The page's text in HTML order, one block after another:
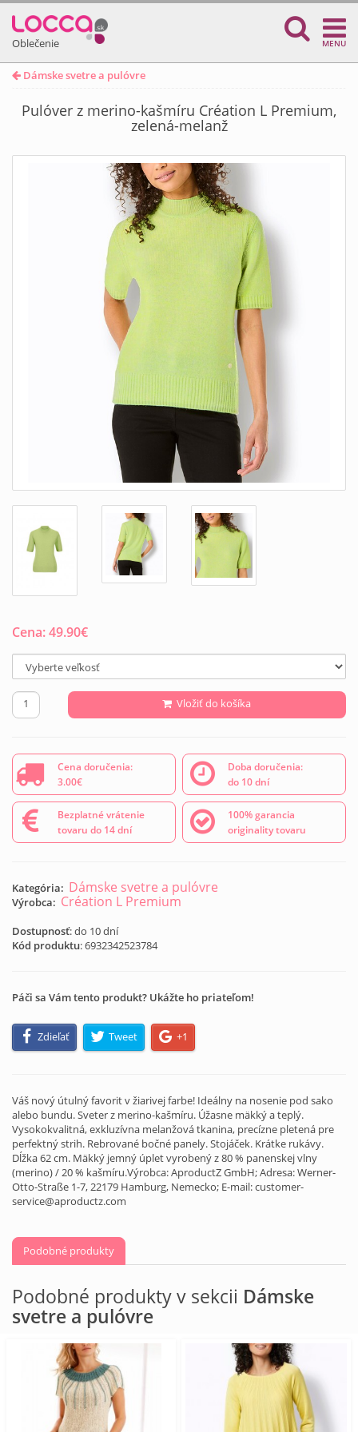
Oblečenie MENU
Dámske svetre a pulóvre
Pulóver z merino-kašmíru Création L Premium,
zelená-melanž
Cena:49.90€
Vložiť do košíka
Cena doručenia:
3.00€
Doba doručenia:
do 10 dní
Bezplatné vrátenie
tovaru do 14 dní
100% garancia
originality tovaru
Kategória: Dámske svetre a pulóvre
Výrobca: Création L Premium
Dostupnosť: do 10 dní
Kód produktu:6932342523784
Páči sa Vám tento produkt? Ukážte ho priateľom!
Zdieľať Tweet +1
Váš nový útulný favorit v žiarivej farbe! Ideálny na nosenie pod sako
alebo bundu. Sveter z merino-kašmíru. Úžasne mäkký a teplý.
Vysokokvalitná, exkluzívna melanžová tkanina, precízne pletená pre
perfektný strih. Rebrované bočné panely. Stojáček. Krátke rukávy.
Dĺžka 62 cm. Mäkký jemný úplet vyrobený z 80 % panenskej vlny
(merino) / 20 % kašmíru.Výrobca: AproductZ GmbH; Adresa: Werner-
Otto-Straße 1-7, 22179 Hamburg, Nemecko; E-mail: customer-
service@aproductz.com
Podobné produkty
Podobné produkty v sekcii Dámske
svetre a pulóvre